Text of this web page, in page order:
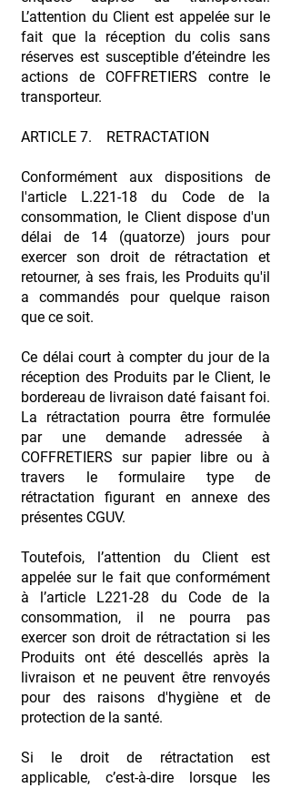
L’attention du Client est appelée sur le
fait que la réception du colis sans
réserves est susceptible d’éteindre les
actions de COFFRETIERS contre le
transporteur.
ARTICLE 7. RETRACTATION
Conformément aux dispositions de
l'article L.221-18 du Code de la
consommation, le Client dispose d'un
délai de 14 (quatorze) jours pour
exercer son droit de rétractation et
retourner, à ses frais, les Produits qu'il
a commandés pour quelque raison
que ce soit.
Ce délai court à compter du jour de la
réception des Produits par le Client, le
bordereau de livraison daté faisant foi.
La rétractation pourra être formulée
par une demande adressée à
COFFRETIERS sur papier libre ou à
travers le formulaire type de
rétractation figurant en annexe des
présentes CGUV.
Toutefois, l’attention du Client est
appelée sur le fait que conformément
à l’article L221-28 du Code de la
consommation, il ne pourra pas
exercer son droit de rétractation si les
Produits ont été descellés après la
livraison et ne peuvent être renvoyés
pour des raisons d'hygiène et de
protection de la santé.
Si le droit de rétractation est
applicable, c’est-à-dire lorsque les